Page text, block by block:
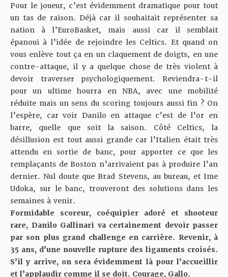
Pour le joueur, c’est évidemment dramatique pour tout
un tas de raison. Déjà car il souhaitait représenter sa
nation à l’EuroBasket, mais aussi car il semblait
épanoui à l’idée de rejoindre les Celtics. Et quand on
vous enlève tout ça en un claquement de doigts, en une
contre-attaque, il y a quelque chose de très violent à
devoir traverser psychologiquement. Reviendra-t-il
pour un ultime hourra en NBA, avec une mobilité
réduite mais un sens du scoring toujours aussi fin ? On
l’espère, car voir Danilo en attaque c’est de l’or en
barre, quelle que soit la saison. Côté Celtics, la
désillusion est tout aussi grande car l’Italien était très
attendu en sortie de banc, pour apporter ce que les
remplaçants de Boston n’arrivaient pas à produire l’an
dernier. Nul doute que Brad Stevens, au bureau, et Ime
Udoka, sur le banc, trouveront des solutions dans les
semaines à venir.
Formidable scoreur, coéquipier adoré et shooteur
rare, Danilo Gallinari va certainement devoir passer
par son plus grand challenge en carrière. Revenir, à
35 ans, d’une nouvelle rupture des ligaments croisés.
S’il y arrive, on sera évidemment là pour l’accueillir
et l’applaudir comme il se doit. Courage, Gallo.